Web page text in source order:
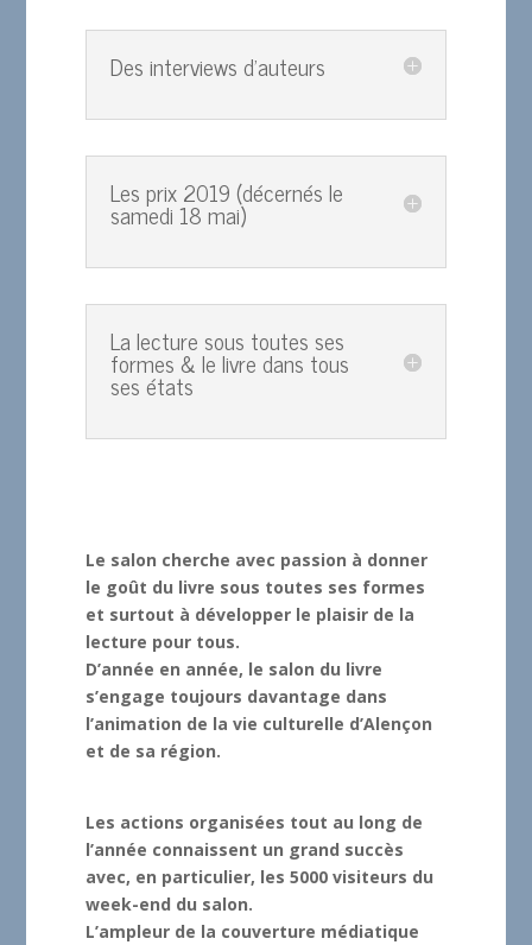
Des interviews d'auteurs
Les prix 2019 (décernés le
samedi 18 mai)
La lecture sous toutes ses
formes & le livre dans tous
ses états
Le salon cherche avec passion à donner
le goût du livre sous toutes ses formes
et surtout à développer le plaisir de la
lecture pour tous.
D’année en année, le salon du livre
s’engage toujours davantage dans
l’animation de la vie culturelle d’Alençon
et de sa région.
Les actions organisées tout au long de
l’année connaissent un grand succès
avec, en particulier, les 5000 visiteurs du
week-end du salon.
L’ampleur de la couverture médiatique